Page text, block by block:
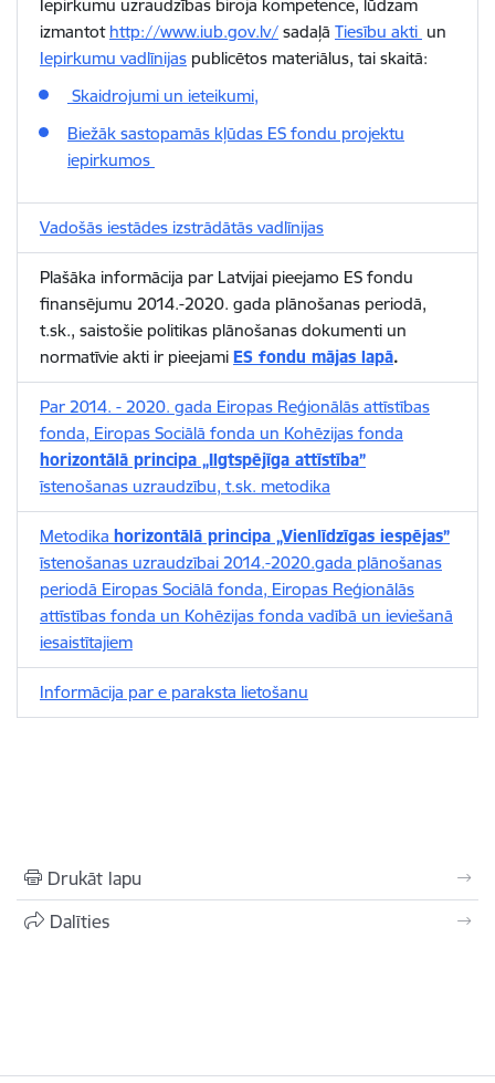
Iepirkumu uzraudzības biroja kompetence, lūdzam
izmantot http://www.iub.gov.lv/ sadaļā Tiesību akti un
Iepirkumu vadlīnijas publicētos materiālus, tai skaitā:
Skaidrojumi un ieteikumi,
Biežāk sastopamās kļūdas ES fondu projektu
iepirkumos
Vadošās iestādes izstrādātās vadlīnijas
Plašāka informācija par Latvijai pieejamo ES fondu
finansējumu 2014.-2020. gada plānošanas periodā,
t.sk., saistošie politikas plānošanas dokumenti un
normatīvie akti ir pieejami ES fondu mājas lapā.
Par 2014. - 2020. gada Eiropas Reģionālās attīstības
fonda, Eiropas Sociālā fonda un Kohēzijas fonda
horizontālā principa „Ilgtspējīga attīstība”
īstenošanas uzraudzību, t.sk. metodika
Metodika horizontālā principa „Vienlīdzīgas iespējas”
īstenošanas uzraudzībai 2014.-2020.gada plānošanas
periodā Eiropas Sociālā fonda, Eiropas Reģionālās
attīstības fonda un Kohēzijas fonda vadībā un ieviešanā
iesaistītajiem
Informācija par e paraksta lietošanu
Drukāt lapu
Dalīties